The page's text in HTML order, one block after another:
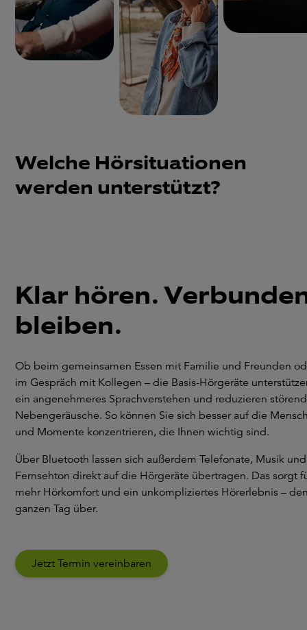
Welche Hörsituationen
werden unterstützt?
Klar hören.
bleiben.
Ob beim gemeinsamen Essen mit Familie und Freunden
im Gespräch mit Kollegen – die Basis-Hörgeräte
ein angenehmeres Sprachverstehen und reduzieren
Nebengeräusche. So können Sie sich besser auf die
und Momente konzentrieren, die Ihnen wichtig sind.
Über Bluetooth lassen sich außerdem Telefonate, Musik und
Fernsehton direkt auf die Hörgeräte übertragen. Das sorgt
mehr Hörkomfort und ein unkompliziertes Hörerlebnis –
ganzen Tag über.
Jetzt Termin vereinbaren